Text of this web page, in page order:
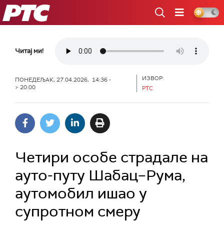
РТС
Читај ми!
ПОНЕДЕЉАК, 27.04.2026, 14:36 -
> 20:00
ИЗВОР:
РТС
Четири особе страдале на
ауто-путу Шабац–Рума,
аутомобил ишао у
супротном смеру